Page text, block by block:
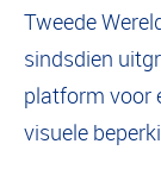
Tweede
sindsdien
platform voor
visuele